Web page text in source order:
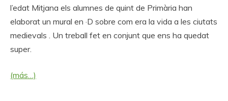
l’edat Mitjana els alumnes de quint de Primària han
elaborat un mural en ·D sobre com era la vida a les ciutats
medievals . Un treball fet en conjunt que ens ha quedat
super.
(más…)